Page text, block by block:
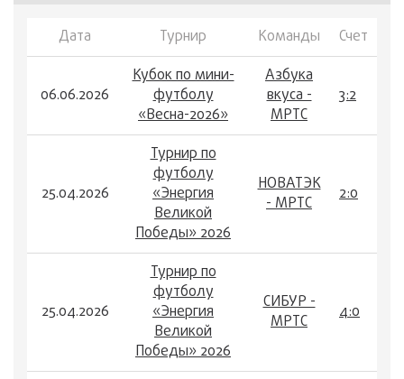
Дата Турнир Команды Счет
06.06.2026
Кубок по мини-
футболу
«Весна-2026»
Азбука
вкуса -
МРТС
3:2
25.04.2026
Турнир по
футболу
«Энергия
Великой
Победы» 2026
НОВАТЭК
- МРТС
2:0
25.04.2026
Турнир по
футболу
«Энергия
Великой
Победы» 2026
СИБУР -
МРТС
4:0